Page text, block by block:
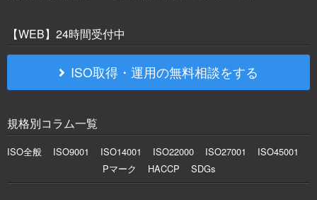
【WEB】24時間受付中
ISO取得・運用の無料相談をする
規格別コラム一覧
ISO全般 ISO9001 ISO14001 ISO22000 ISO27001
ISO45001
Pマーク
HACCP SDGs